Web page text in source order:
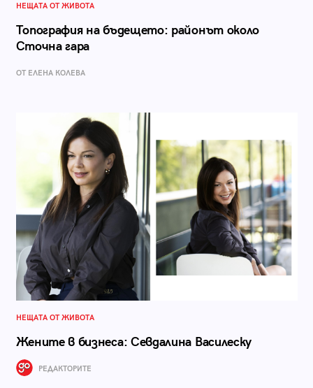
НЕЩАТА ОТ ЖИВОТА
Топография на бъдещето: районът около
Сточна гара
ОТ ЕЛЕНА КОЛЕВА
НЕЩАТА ОТ ЖИВОТА
Жените в бизнеса: Севдалина Василеску
РЕДАКТОРИТЕ